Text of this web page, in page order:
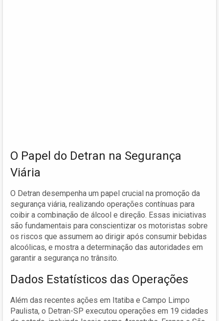
O Papel do Detran na Segurança
Viária
O Detran desempenha um papel crucial na promoção da
segurança viária, realizando operações contínuas para
coibir a combinação de álcool e direção. Essas iniciativas
são fundamentais para conscientizar os motoristas sobre
os riscos que assumem ao dirigir após consumir bebidas
alcoólicas, e mostra a determinação das autoridades em
garantir a segurança no trânsito.
Dados Estatísticos das Operações
Além das recentes ações em Itatiba e Campo Limpo
Paulista, o Detran-SP executou operações em 19 cidades